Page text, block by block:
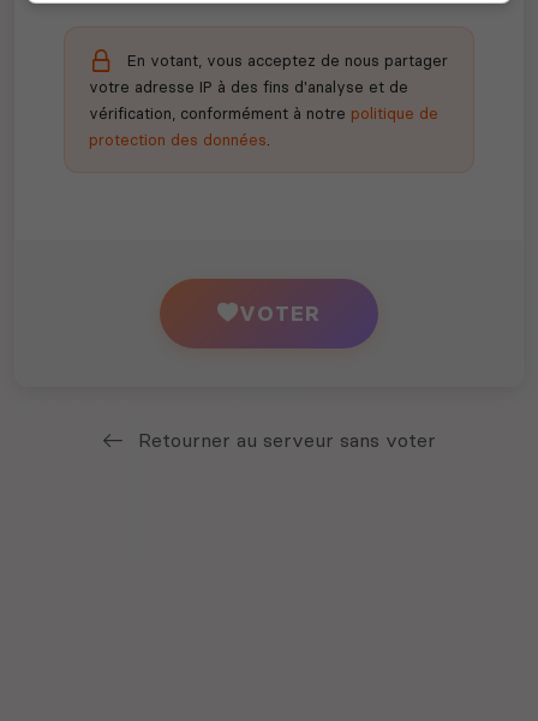
En votant, vous acceptez de nous partager
votre adresse IP à des fins d'analyse et de
vérification, conformément à notre politique de
protection des données.
VOTER
Retourner au serveur sans voter